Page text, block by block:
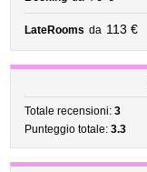
LateRooms da 113 €
Totale recensioni:3
Punteggio totale:3.3